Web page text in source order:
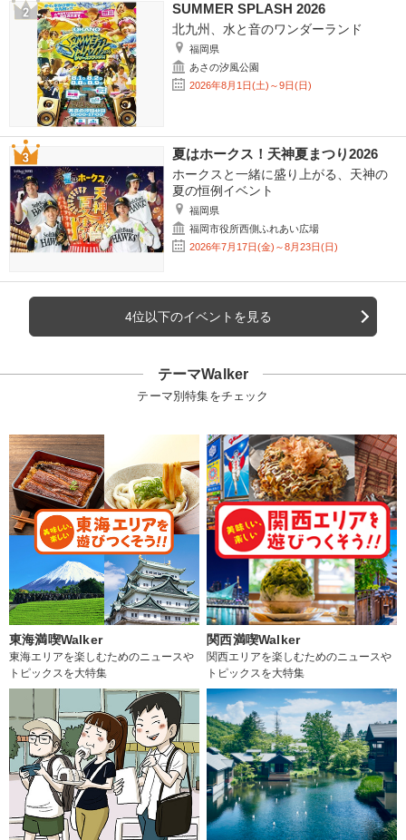
SUMMER SPLASH 2026
北九州、水と音のワンダーランド
福岡県
あさの汐風公園
2026年8月1日(土)～9日(日)
夏はホークス！天神夏まつり2026
ホークスと一緒に盛り上がる、天神の
夏の恒例イベント
福岡県
福岡市役所西側ふれあい広場
2026年7月17日(金)～8月23日(日)
4位以下のイベントを見る
テーマWalker
テーマ別特集をチェック
東海満喫Walker
東海エリアを楽しむためのニュースや
トピックスを大特集
関西満喫Walker
関西エリアを楽しむためのニュースや
トピックスを大特集